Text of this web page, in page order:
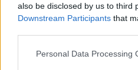
also be disclosed by us to third
Downstream Participants that
Personal Data Processing